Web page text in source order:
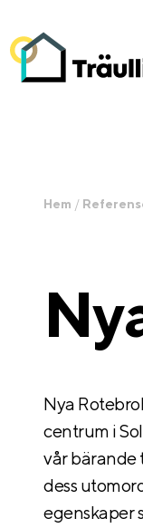
Hem /
Nya
centrum i
vår bärande
dess
egenskaper